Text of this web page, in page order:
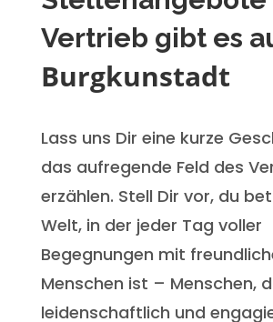
Vertrieb gibt es
Burgkunstadt
Lass uns Dir eine kurze
das aufregende Feld des
erzählen. Stell Dir vor, du
Welt, in der jeder Tag voller
Begegnungen mit
Menschen ist – Menschen,
leidenschaftlich und